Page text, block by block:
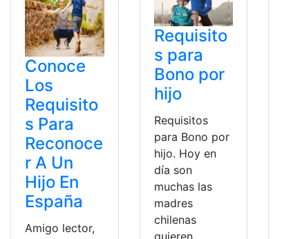
Conoce
Los
Requisito
s Para
Reconoce
r A Un
Hijo En
España
Amigo lector,
Requisito
s para
Bono por
hijo
Requisitos
para Bono por
hijo. Hoy en
día son
muchas las
madres
chilenas
quieren